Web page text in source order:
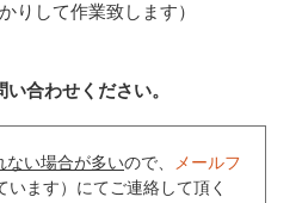
りして作業致します）
合わせください。
ない場合が多いので、
メールフ
います）にてご連絡して頂く